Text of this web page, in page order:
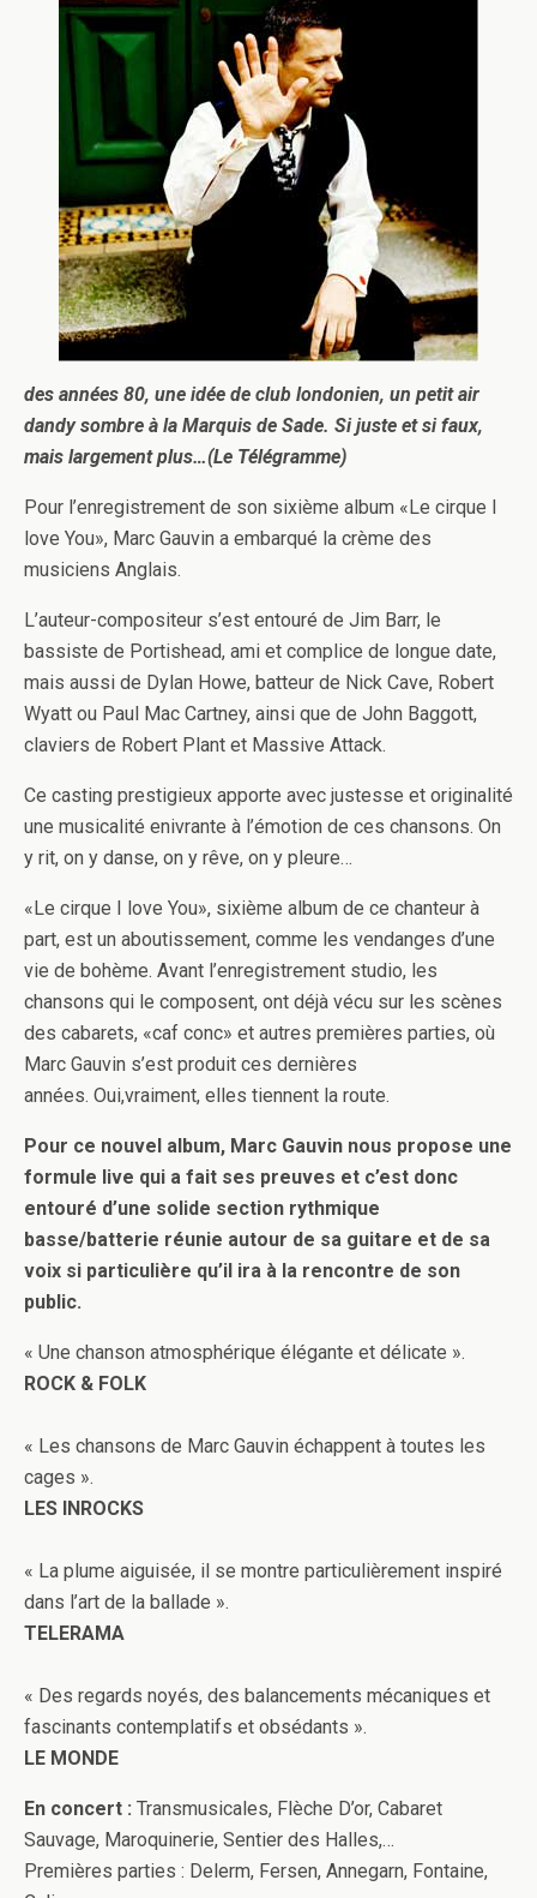
des années 80, une idée de club londonien, un petit air
dandy sombre à la Marquis de Sade. Si juste et si faux,
mais largement plus…(Le Télégramme)
Pour l’enregistrement de son sixième album «Le cirque I
love You», Marc Gauvin a embarqué la crème des
musiciens Anglais.
L’auteur-compositeur s’est entouré de Jim Barr, le
bassiste de Portishead, ami et complice de longue date,
mais aussi de Dylan Howe, batteur de Nick Cave, Robert
Wyatt ou Paul Mac Cartney, ainsi que de John Baggott,
claviers de Robert Plant et Massive Attack.
Ce casting prestigieux apporte avec justesse et originalité
une musicalité enivrante à l’émotion de ces chansons. On
y rit, on y danse, on y rêve, on y pleure…
«Le cirque I love You», sixième album de ce chanteur à
part, est un aboutissement, comme les vendanges d’une
vie de bohème. Avant l’enregistrement studio, les
chansons qui le composent, ont déjà vécu sur les scènes
des cabarets, «caf conc» et autres premières parties, où
Marc Gauvin s’est produit ces dernières
années. Oui,vraiment, elles tiennent la route.
Pour ce nouvel album, Marc Gauvin nous propose une
formule live qui a fait ses preuves et c’est donc
entouré d’une solide section rythmique
basse/batterie réunie autour de sa guitare et de sa
voix si particulière qu’il ira à la rencontre de son
public.
« Une chanson atmosphérique élégante et délicate ».
ROCK & FOLK
« Les chansons de Marc Gauvin échappent à toutes les
cages ».
LES INROCKS
« La plume aiguisée, il se montre particulièrement inspiré
dans l’art de la ballade ».
TELERAMA
« Des regards noyés, des balancements mécaniques et
fascinants contemplatifs et obsédants ».
LE MONDE
En concert : Transmusicales, Flèche D’or, Cabaret
Sauvage, Maroquinerie, Sentier des Halles,…
Premières parties : Delerm, Fersen, Annegarn, Fontaine,